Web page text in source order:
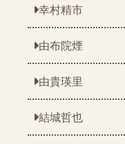
幸村精市
由布院煙
由貴瑛里
結城哲也